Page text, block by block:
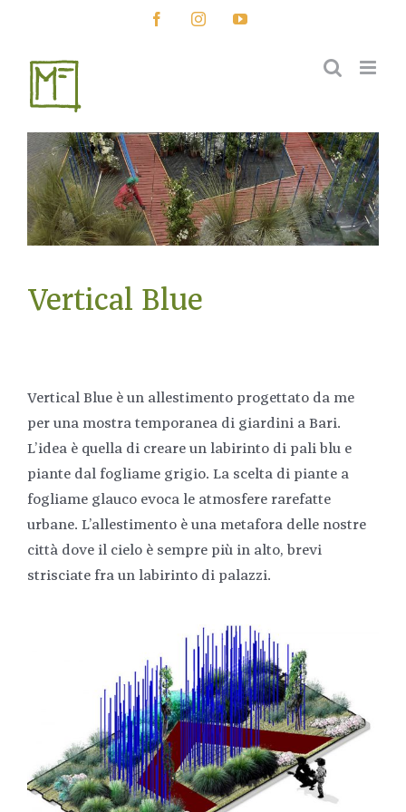
contenuto
FacebookInstagramYouTube
Vertical Blue
Vertical Blue è un allestimento progettato da me
per una mostra temporanea di giardini a Bari.
L’idea è quella di creare un labirinto di pali blu e
piante dal fogliame grigio. La scelta di piante a
fogliame glauco evoca le atmosfere rarefatte
urbane. L’allestimento è una metafora delle nostre
città dove il cielo è sempre più in alto, brevi
strisciate fra un labirinto di palazzi.